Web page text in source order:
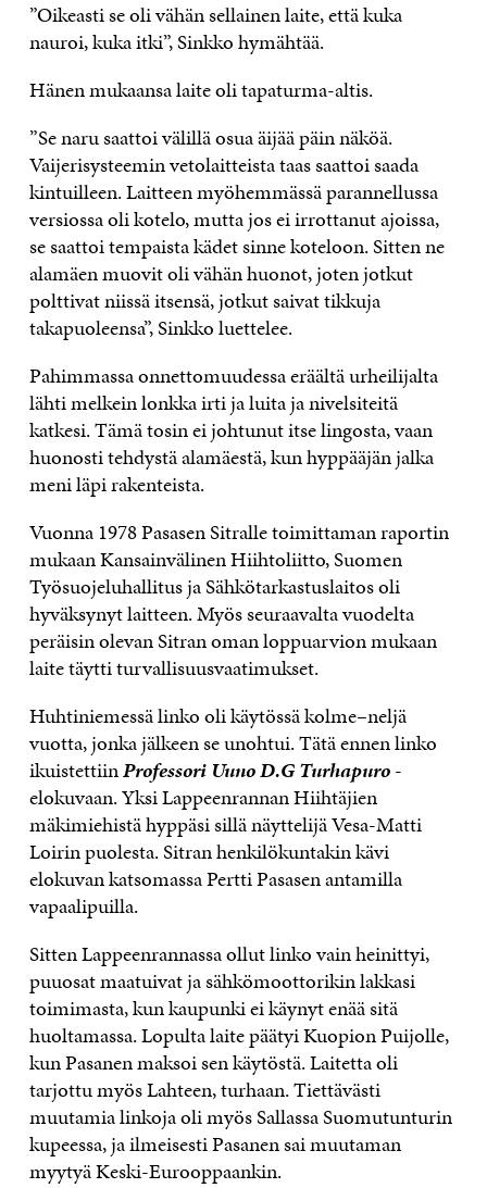
”Oikeasti se oli vähän sellainen laite, että kuka
nauroi, kuka itki”, Sinkko hymähtää.
Hänen mukaansa laite oli tapaturma-altis.
”Se naru saattoi välillä osua äijää päin näköä.
Vaijerisysteemin vetolaitteista taas saattoi saada
kintuilleen. Laitteen myöhemmässä parannellussa
versiossa oli kotelo, mutta jos ei irrottanut ajoissa,
se saattoi tempaista kädet sinne koteloon. Sitten ne
alamäen muovit oli vähän huonot, joten jotkut
polttivat niissä itsensä, jotkut saivat tikkuja
takapuoleensa”, Sinkko luettelee.
Pahimmassa onnettomuudessa eräältä urheilijalta
lähti melkein lonkka irti ja luita ja nivelsiteitä
katkesi. Tämä tosin ei johtunut itse lingosta, vaan
huonosti tehdystä alamäestä, kun hyppääjän jalka
meni läpi rakenteista.
Vuonna 1978 Pasasen Sitralle toimittaman raportin
mukaan Kansainvälinen Hiihtoliitto, Suomen
Työsuojeluhallitus ja Sähkötarkastuslaitos oli
hyväksynyt laitteen. Myös seuraavalta vuodelta
peräisin olevan Sitran oman loppuarvion mukaan
laite täytti turvallisuusvaatimukset.
Huhtiniemessä linko oli käytössä kolme–neljä
vuotta, jonka jälkeen se unohtui. Tätä ennen linko
ikuistettiinProfessori Uuno D.G Turhapuro-
elokuvaan. Yksi Lappeenrannan Hiihtäjien
mäkimiehistä hyppäsi sillä näyttelijä Vesa-Matti
Loirin puolesta. Sitran henkilökuntakin kävi
elokuvan katsomassa Pertti Pasasen antamilla
vapaalipuilla.
Sitten Lappeenrannassa ollut linko vain heinittyi,
puuosat maatuivat ja sähkömoottorikin lakkasi
toimimasta, kun kaupunki ei käynyt enää sitä
huoltamassa. Lopulta laite päätyi Kuopion Puijolle,
kun Pasanen maksoi sen käytöstä. Laitetta oli
tarjottu myös Lahteen, turhaan. Tiettävästi
muutamia linkoja oli myös Sallassa Suomutunturin
kupeessa, ja ilmeisesti Pasanen sai muutaman
myytyä Keski-Eurooppaankin.